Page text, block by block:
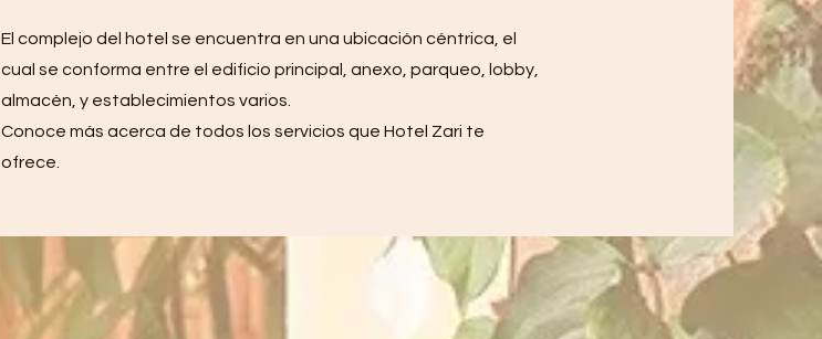
El complejo del hotel se encuentra en una ubicación céntrica, el
cual se conforma entre el edificio principal, anexo, parqueo, lobby,
almacén, y establecimientos varios.
Conoce más acerca de todos los servicios que Hotel Zari te
ofrece.